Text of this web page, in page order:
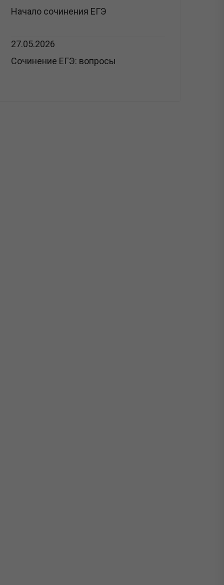
Начало сочинения ЕГЭ
27.05.2026
Сочинение ЕГЭ: вопросы